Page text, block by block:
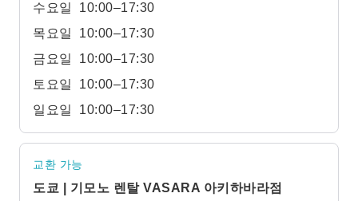
수요일
10:00–17:30
목요일
10:00–17:30
금요일
10:00–17:30
토요일
10:00–17:30
일요일
10:00–17:30
교환 가능
도쿄 | 기모노 렌탈 VASARA 아키하바라점